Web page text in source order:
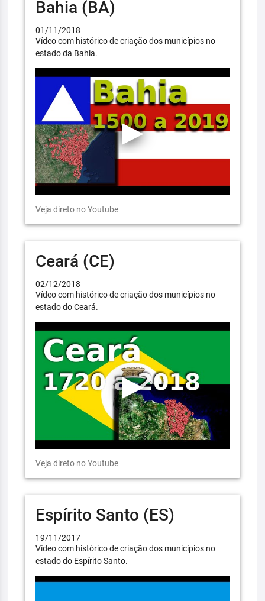
Bahia (BA)
01/11/2018
Vídeo com histórico de criação dos municípios no
estado da Bahia.
Veja direto no Youtube
Ceará (CE)
02/12/2018
Vídeo com histórico de criação dos municípios no
estado do Ceará.
Veja direto no Youtube
Espírito Santo (ES)
19/11/2017
Vídeo com histórico de criação dos municípios no
estado do Espírito Santo.